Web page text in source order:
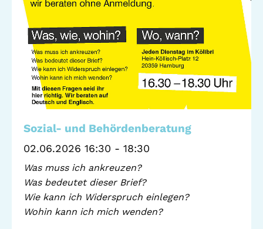
Standorte
Gemeinwesenarbeit
Raumvermietung
Auszeichnungen
Jobs + Praktika
Förderverein
Förderer
Ferienprogramm
Beratung +
Unterstützung
Stadtteil + Kultur
Sozial- und Behördenberatung
02.06.2026 16:30 - 18:30
Was muss ich ankreuzen?
Was bedeutet dieser Brief?
Wie kann ich Widerspruch einlegen?
Wohin kann ich mich wenden?